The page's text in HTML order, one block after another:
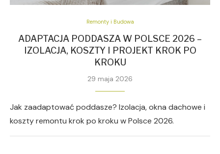
Remonty i Budowa
ADAPTACJA PODDASZA W POLSCE 2026 –
IZOLACJA, KOSZTY I PROJEKT KROK PO
KROKU
29 maja 2026
Jak zaadaptować poddasze? Izolacja, okna dachowe i
koszty remontu krok po kroku w Polsce 2026.